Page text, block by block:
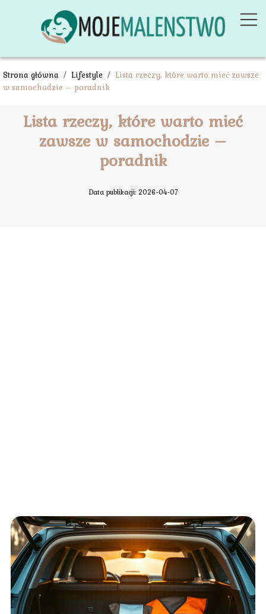
Strona główna / Lifestyle / Lista rzeczy, które warto mieć zawsze
w samochodzie – poradnik
Lista rzeczy, które warto mieć
zawsze w samochodzie –
poradnik
Data publikacji: 2026-04-07